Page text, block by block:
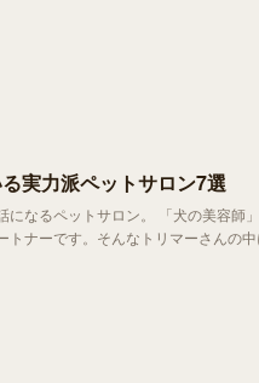
実力派ペットサロン7選
れるトリマーさんは、巧みな技術でうちの
ナーです。そんなトリマーさんの